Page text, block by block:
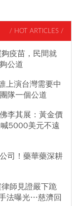
/ HOT ARTICLES /
疫苗，民間就
公道
上演台灣需要中
隊一個公道
李其展：黃金價
5000美元不遠
司！藥華藥深耕
師見證嚴下跪
法曝光…慈濟回